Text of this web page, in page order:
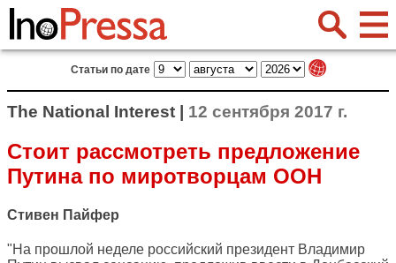
Статьи по дате
The National Interest | 12 сентября 2017 г.
Стоит рассмотреть предложение
Путина по миротворцам ООН
Стивен Пайфер
"На прошлой неделе российский президент Владимир